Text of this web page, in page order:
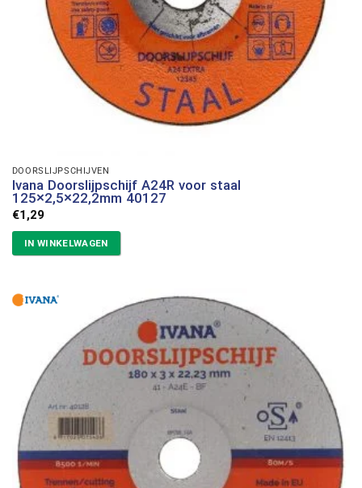
DOORSLIJPSCHIJVEN
Ivana Doorslijpschijf A24R voor staal
125×2,5×22,2mm 40127
€1,29
IN WINKELWAGEN